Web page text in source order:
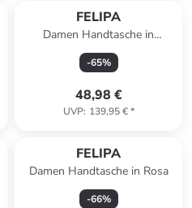
FELIPA
Damen Handtasche in
Wollweiss
-65%
48,98 €
UVP: 139,95 €*
FELIPA
Damen Handtasche in Rosa
-66%